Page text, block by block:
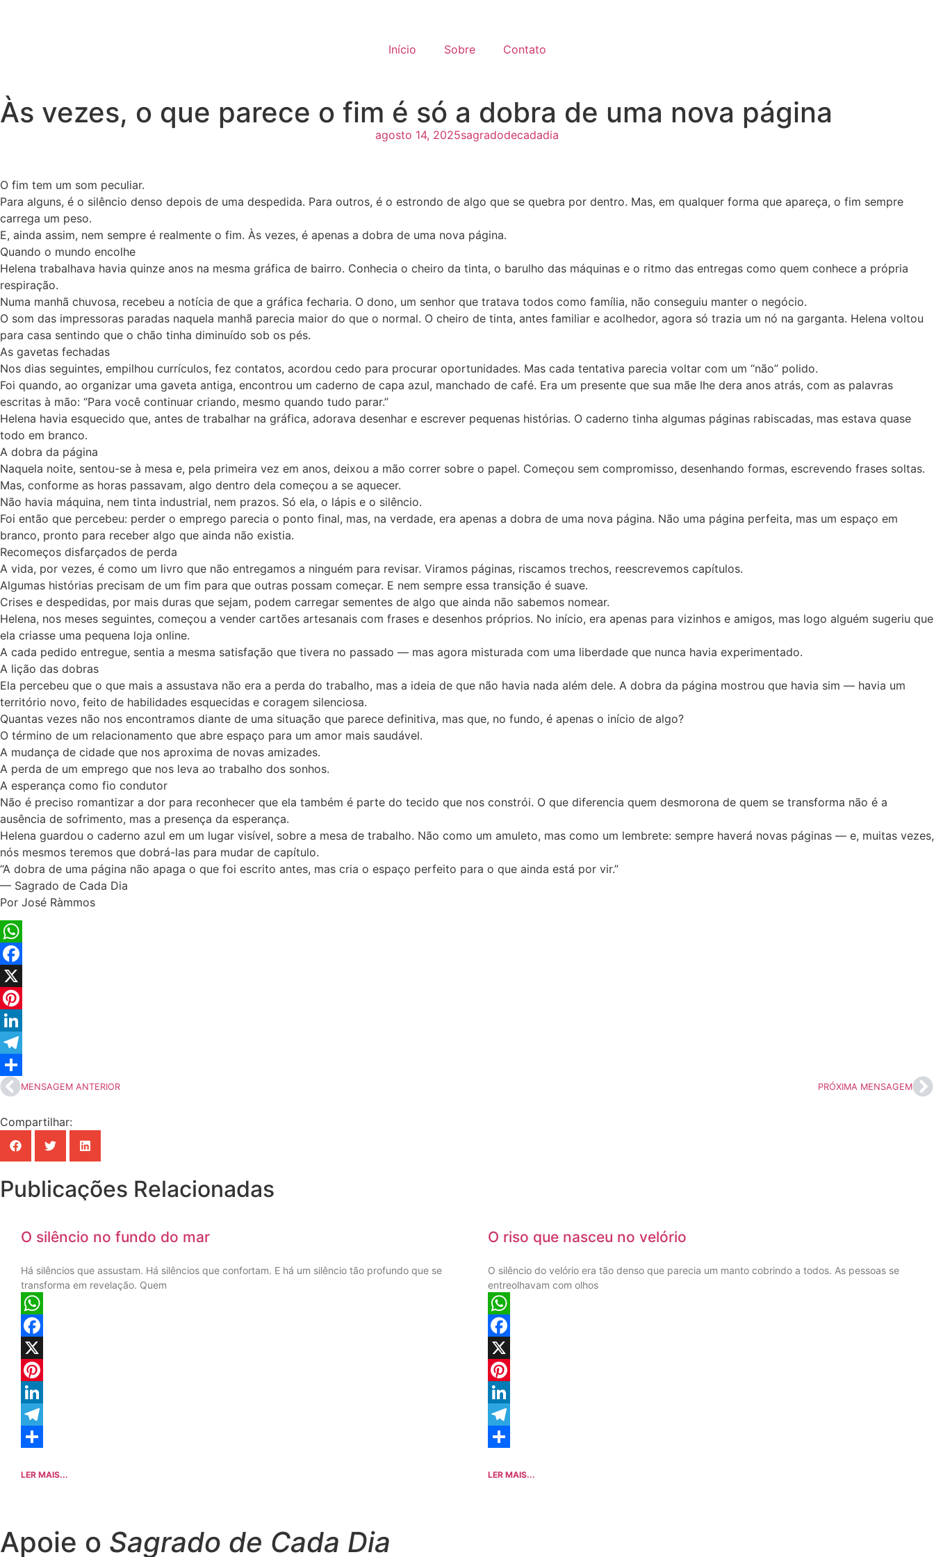
Início Sobre Contato
Às vezes, o que parece o fim é só a dobra de uma nova página
agosto 14, 2025sagradodecadadia
O fim tem um som peculiar.
Para alguns, é o silêncio denso depois de uma despedida. Para outros, é o estrondo de algo que se quebra por dentro. Mas, em qualquer forma que apareça, o fim sempre
carrega um peso.
E, ainda assim, nem sempre é realmente o fim. Às vezes, é apenas a dobra de uma nova página.
Quando o mundo encolhe
Helena trabalhava havia quinze anos na mesma gráfica de bairro. Conhecia o cheiro da tinta, o barulho das máquinas e o ritmo das entregas como quem conhece a própria
respiração.
Numa manhã chuvosa, recebeu a notícia de que a gráfica fecharia. O dono, um senhor que tratava todos como família, não conseguiu manter o negócio.
O som das impressoras paradas naquela manhã parecia maior do que o normal. O cheiro de tinta, antes familiar e acolhedor, agora só trazia um nó na garganta. Helena voltou
para casa sentindo que o chão tinha diminuído sob os pés.
As gavetas fechadas
Nos dias seguintes, empilhou currículos, fez contatos, acordou cedo para procurar oportunidades. Mas cada tentativa parecia voltar com um “não” polido.
Foi quando, ao organizar uma gaveta antiga, encontrou um caderno de capa azul, manchado de café. Era um presente que sua mãe lhe dera anos atrás, com as palavras
escritas à mão: “Para você continuar criando, mesmo quando tudo parar.”
Helena havia esquecido que, antes de trabalhar na gráfica, adorava desenhar e escrever pequenas histórias. O caderno tinha algumas páginas rabiscadas, mas estava quase
todo em branco.
A dobra da página
Naquela noite, sentou-se à mesa e, pela primeira vez em anos, deixou a mão correr sobre o papel. Começou sem compromisso, desenhando formas, escrevendo frases soltas.
Mas, conforme as horas passavam, algo dentro dela começou a se aquecer.
Não havia máquina, nem tinta industrial, nem prazos. Só ela, o lápis e o silêncio.
Foi então que percebeu: perder o emprego parecia o ponto final, mas, na verdade, era apenas a dobra de uma nova página. Não uma página perfeita, mas um espaço em
branco, pronto para receber algo que ainda não existia.
Recomeços disfarçados de perda
A vida, por vezes, é como um livro que não entregamos a ninguém para revisar. Viramos páginas, riscamos trechos, reescrevemos capítulos.
Algumas histórias precisam de um fim para que outras possam começar. E nem sempre essa transição é suave.
Crises e despedidas, por mais duras que sejam, podem carregar sementes de algo que ainda não sabemos nomear.
Helena, nos meses seguintes, começou a vender cartões artesanais com frases e desenhos próprios. No início, era apenas para vizinhos e amigos, mas logo alguém sugeriu que
ela criasse uma pequena loja online.
A cada pedido entregue, sentia a mesma satisfação que tivera no passado — mas agora misturada com uma liberdade que nunca havia experimentado.
A lição das dobras
Ela percebeu que o que mais a assustava não era a perda do trabalho, mas a ideia de que não havia nada além dele. A dobra da página mostrou que havia sim — havia um
território novo, feito de habilidades esquecidas e coragem silenciosa.
Quantas vezes não nos encontramos diante de uma situação que parece definitiva, mas que, no fundo, é apenas o início de algo?
O término de um relacionamento que abre espaço para um amor mais saudável.
A mudança de cidade que nos aproxima de novas amizades.
A perda de um emprego que nos leva ao trabalho dos sonhos.
A esperança como fio condutor
Não é preciso romantizar a dor para reconhecer que ela também é parte do tecido que nos constrói. O que diferencia quem desmorona de quem se transforma não é a
ausência de sofrimento, mas a presença da esperança.
Helena guardou o caderno azul em um lugar visível, sobre a mesa de trabalho. Não como um amuleto, mas como um lembrete: sempre haverá novas páginas — e, muitas vezes,
nós mesmos teremos que dobrá-las para mudar de capítulo.
“A dobra de uma página não apaga o que foi escrito antes, mas cria o espaço perfeito para o que ainda está por vir.”
— Sagrado de Cada Dia
Por José Ràmmos
WhatsApp
Facebook
X
Pinterest
LinkedIn
Telegram
ShareMENSAGEM ANTERIOR PRÓXIMA MENSAGEM
Compartilhar:
Publicações Relacionadas
O silêncio no fundo do mar
Há silêncios que assustam. Há silêncios que confortam. E há um silêncio tão profundo que se
transforma em revelação. Quem
WhatsApp
Facebook
X
Pinterest
LinkedIn
Telegram
LER MAIS...
O riso que nasceu no velório
O silêncio do velório era tão denso que parecia um manto cobrindo a todos. As pessoas se
entreolhavam com olhos
WhatsApp
Facebook
X
Pinterest
LinkedIn
Telegram
LER MAIS...
Apoie o Sagrado de Cada Dia